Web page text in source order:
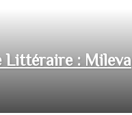
Littéraire : Mileva